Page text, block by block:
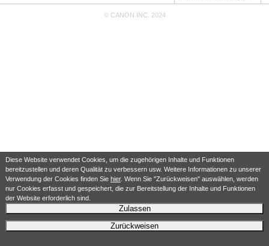
Diese Website verwendet Cookies, um die zugehörigen Inhalte und Funktionen
bereitzustellen und deren Qualität zu verbessern usw. Weitere Informationen zu unserer
Verwendung der Cookies finden Sie hier. Wenn Sie "Zurückweisen" auswählen, werden
nur Cookies erfasst und gespeichert, die zur Bereitstellung der Inhalte und Funktionen
der Website erforderlich sind.
Zulassen
Zurückweisen
© CANON INC. 2024